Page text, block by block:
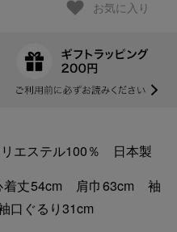
お気に入り
エステル100％ 日本製
着丈54cm 肩巾63cm 袖
ぐるり31cm